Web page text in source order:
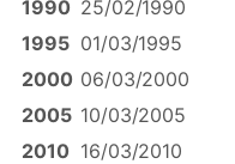
1990 25/02/1990
1995 01/03/1995
2000 06/03/2000
2005 10/03/2005
2010 16/03/2010